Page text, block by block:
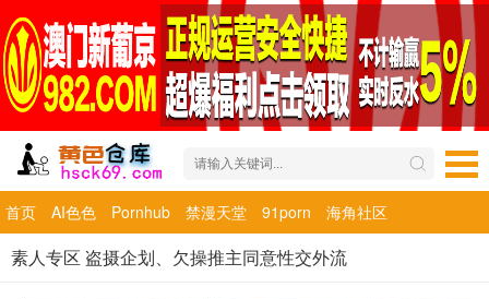
首页 AI色色 Pornhub 禁漫天堂 91porn 海角社区
素人专区 盗摄企划、欠操推主同意性交外流